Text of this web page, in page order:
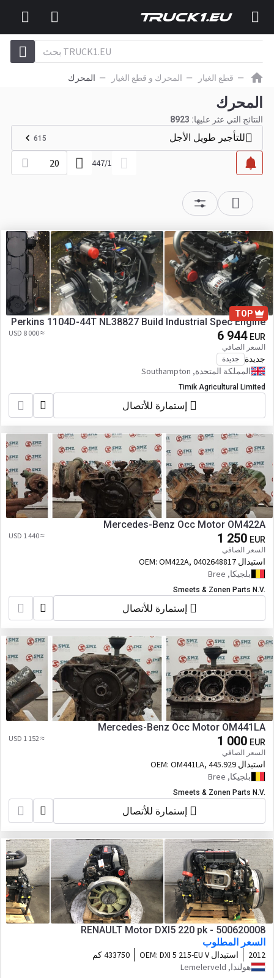
قطع الغيار المحرك و قطع الغيار المحرك
المحرك
النتائج التي عثر عليها: 8923
للتأجير طويل الأجل 615
1
/
447
20
TOP
Perkins 1104D-44T NL38827 Build Industrial Spec Engine
6 944 EUR
السعر الصافي
≈ 8 000 USD
جديدة جديدة
المملكة المتحدة, Southampton
Timik Agricultural Limited
إستمارة للأتصال
Mercedes-Benz Occ Motor OM422A
1 250 EUR
السعر الصافي
≈ 1 440 USD
استبدال OEM: OM422A, 0402648817
بلجيكا, Bree
Smeets & Zonen Parts N.V.
إستمارة للأتصال
Mercedes-Benz Occ Motor OM441LA
1 000 EUR
السعر الصافي
≈ 1 152 USD
استبدال OEM: OM441LA, 445.929
بلجيكا, Bree
Smeets & Zonen Parts N.V.
إستمارة للأتصال
RENAULT Motor DXI5 220 pk - 500620008
السعر المطلوب
2012 استبدال OEM: DXI 5 215-EU V
433750 كم
هولندا, Lemelerveld